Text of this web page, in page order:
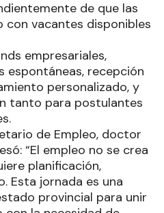
de que las
con vacantes disponibles
empresariales,
espontáneas, recepción
personalizado, y
tanto para postulantes
de Empleo, doctor
“El empleo no se crea
planificación,
Esta jornada es una
provincial para unir